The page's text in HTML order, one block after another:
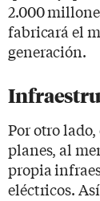
2.000
fabricará el
generación.
Por otro
planes, al
propia
eléctricos.